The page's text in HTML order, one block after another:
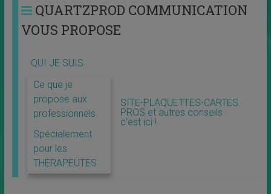
QUARTZPROD COMMUNICATION
VOUS PROPOSE
QUI JE SUIS
Ce que je
propose aux
professionnels
Spécialement
pour les
THERAPEUTES
SITE-PLAQUETTES-CARTES
PROS et autres conseils :
c’est ici !